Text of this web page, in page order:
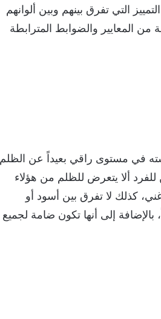
التي تفرق بينهم وبين ألوانهم
المعايير والضوابط المترابطة
في مستوى راقي بعيداً عن الظلم
ألا يتعرض للظلم من هؤلاء
غني، كذلك لا تفرق بين أسود أو
إلى أنها تكون ضامة لجميع